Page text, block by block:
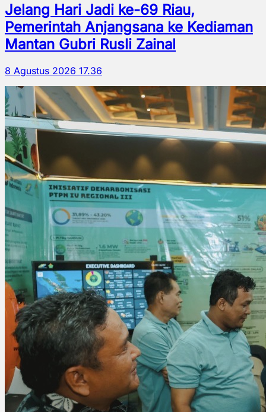
Jelang Hari Jadi ke-69 Riau,
Pemerintah Anjangsana ke Kediaman
Mantan Gubri Rusli Zainal
8 Agustus 2026 17.36